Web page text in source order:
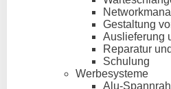
Gestaltung
Auslieferung
Reparatur
Schulung
Werbesysteme
Alu-